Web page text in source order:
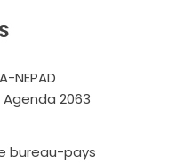
NEPAD
2063
bureau-pays